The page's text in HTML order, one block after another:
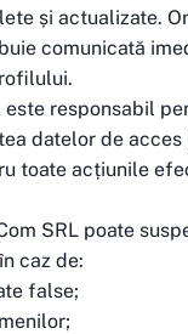
și actualizate.
comunicată
responsabil
datelor de acces
toate acțiunile
SRL poate
caz de:
false;